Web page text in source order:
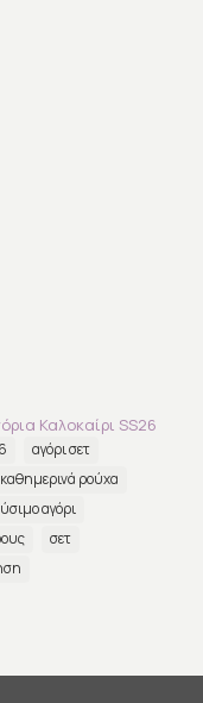
Καλοκαίρι SS26
αγόρι σετ
καθημερινά ρούχα
αγόρι
σετ